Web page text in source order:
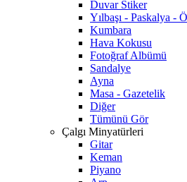
Duvar Stiker
Yılbaşı - Paskalya -
Kumbara
Hava Kokusu
Fotoğraf Albümü
Sandalye
Ayna
Masa - Gazetelik
Diğer
Tümünü Gör
Çalgı Minyatürleri
Gitar
Keman
Piyano